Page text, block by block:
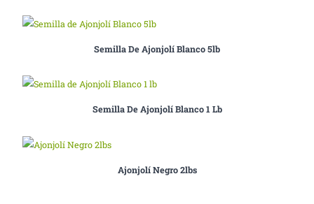
Semilla De Ajonjolí Blanco 5lb
Semilla De Ajonjolí Blanco 1 Lb
Ajonjolí Negro 2lbs